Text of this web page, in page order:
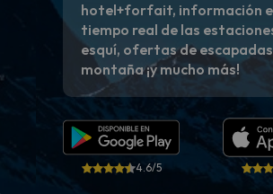
hotel+forfait, información
tiempo real de las
esquí, ofertas de
montaña ¡y mucho más!
4.6/5